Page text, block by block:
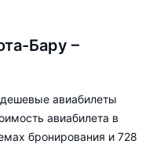
Бару –
авиабилеты
авиабилета в
бронирования и 728